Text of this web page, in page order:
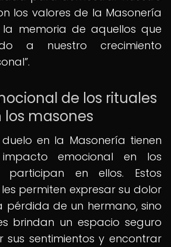
los valores de la Masonería
memoria de aquellos que
a nuestro crecimiento
.
de los rituales
masones
en la Masonería tienen
emocional en los
participan en ellos. Estos
permiten expresar su dolor
pérdida de un hermano, sino
brindan un espacio seguro
sentimientos y encontrar